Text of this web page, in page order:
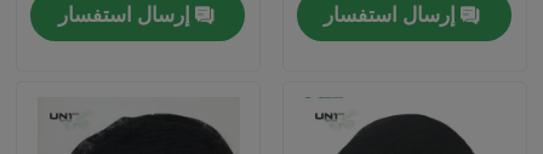
المنزلإرسال استفسار
إرسال استفسار